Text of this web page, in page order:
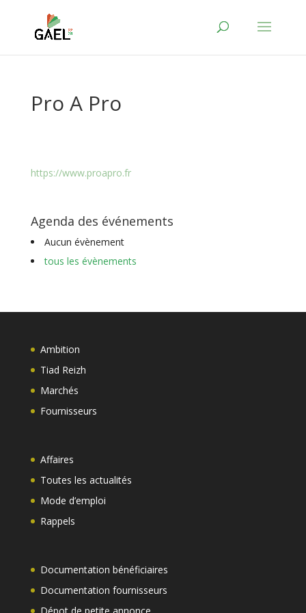
Pro A Pro
https://www.proapro.fr
Agenda des événements
Aucun évènement
tous les évènements
Ambition
Tiad Reizh
Marchés
Fournisseurs
Affaires
Toutes les actualités
Mode d’emploi
Rappels
Documentation bénéficiaires
Documentation fournisseurs